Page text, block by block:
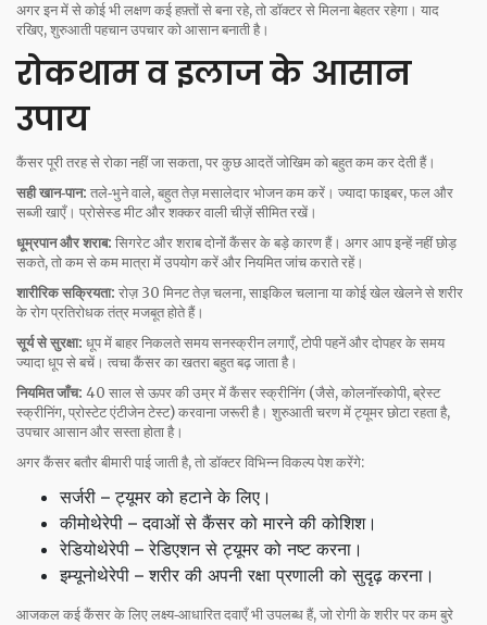
अगर इन में से कोई भी लक्षण कई हफ़्तों से बना रहे, तो डॉक्टर से मिलना बेहतर रहेगा। याद
रखिए, शुरुआती पहचान उपचार को आसान बनाती है।
रोकथाम व इलाज के आसान
उपाय
कैंसर पूरी तरह से रोका नहीं जा सकता, पर कुछ आदतें जोखिम को बहुत कम कर देती हैं।
सही खान‑पान: तले‑भुने वाले, बहुत तेज़ मसालेदार भोजन कम करें। ज्यादा फाइबर, फल और
सब्जी खाएँ। प्रोसेस्ड मीट और शक्कर वाली चीज़ें सीमित रखें।
धूम्रपान और शराब: सिगरेट और शराब दोनों कैंसर के बड़े कारण हैं। अगर आप इन्हें नहीं छोड़
सकते, तो कम से कम मात्रा में उपयोग करें और नियमित जांच कराते रहें।
शारीरिक सक्रियता: रोज़ 30 मिनट तेज़ चलना, साइकिल चलाना या कोई खेल खेलने से शरीर
के रोग प्रतिरोधक तंत्र मजबूत होते हैं।
सूर्य से सुरक्षा: धूप में बाहर निकलते समय सनस्क्रीन लगाएँ, टोपी पहनें और दोपहर के समय
ज्यादा धूप से बचें। त्वचा कैंसर का खतरा बहुत बढ़ जाता है।
नियमित जाँच: 40 साल से ऊपर की उम्र में कैंसर स्क्रीनिंग (जैसे, कोलनॉस्कोपी, ब्रेस्ट
स्क्रीनिंग, प्रोस्टेट एंटीजेन टेस्ट) करवाना जरूरी है। शुरुआती चरण में ट्यूमर छोटा रहता है,
उपचार आसान और सस्ता होता है।
अगर कैंसर बतौर बीमारी पाई जाती है, तो डॉक्टर विभिन्न विकल्प पेश करेंगे:
सर्जरी – ट्यूमर को हटाने के लिए।
कीमोथेरेपी – दवाओं से कैंसर को मारने की कोशिश।
रेडियोथेरेपी – रेडिएशन से ट्यूमर को नष्ट करना।
इम्यूनोथेरेपी – शरीर की अपनी रक्षा प्रणाली को सुदृढ़ करना।
आजकल कई कैंसर के लिए लक्ष्य‑आधारित दवाएँ भी उपलब्ध हैं, जो रोगी के शरीर पर कम बुरे